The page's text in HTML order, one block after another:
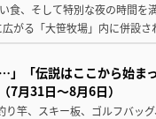
、そして特別な夜の時間を
がる「大笹牧場」内に併設
」「伝説はここから始ま
7月31日〜8月6日）
竿、スキー板、ゴルフバッ